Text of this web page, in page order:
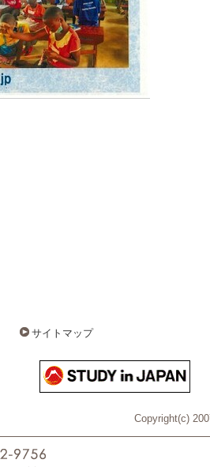
サイトマップ
Copyright(c)